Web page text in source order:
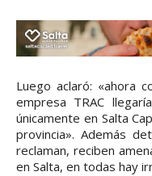
Luego aclaró: «ahora
empresa TRAC
únicamente en Salta
provincia». Además
reclaman, reciben
en Salta, en todas hay